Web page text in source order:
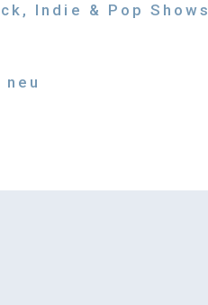
Indie & Pop Shows